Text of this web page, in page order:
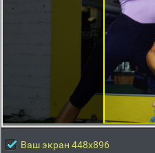
Ваш экран 448x896